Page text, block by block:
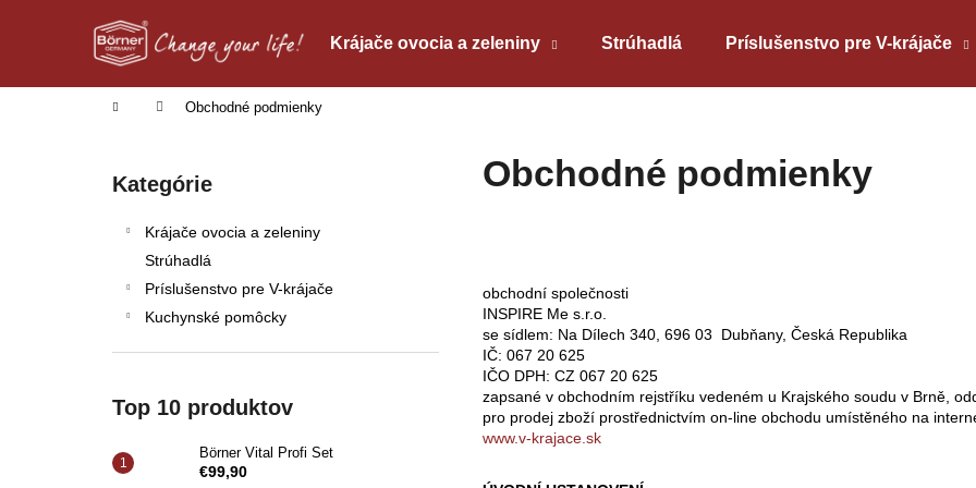
Krájače ovocia a zeleniny Strúhadlá Príslušenstvo pre V-krájače
Domov Obchodné podmienky
Preskočiť
kategórie
Kategórie
Krájače ovocia a zeleniny
Strúhadlá
Príslušenstvo pre V-krájače
Kuchynské pomôcky
Top 10 produktov
Börner Vital Profi Set
€99,90
Obchodné podmienky
obchodní společnosti
INSPIRE Me s.r.o.
se sídlem: Na Dílech 340, 696 03 Dubňany, Česká Republika
IČ: 067 20 625
IČO DPH: CZ 067 20 625
zapsané v obchodním rejstříku vedeném u Krajského soudu v Brně,
pro prodej zboží prostřednictvím on-line obchodu umístěného na
www.v-krajace.sk
Späť
do
Späť
do
Odporúčame